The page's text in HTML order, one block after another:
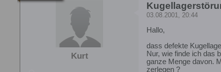
Kurt
03.08.2001, 20:44
Hallo,
dass defekte
Nur, wie finde ich das
ganze Menge davon.
zerlegen ?